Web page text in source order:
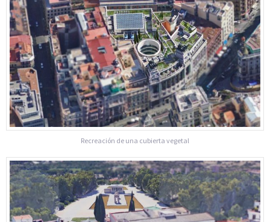
Recreación de una cubierta vegetal